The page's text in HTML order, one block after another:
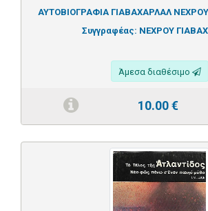
ΑΥΤΟΒΙΟΓΡΑΦΙΑ ΓΙΑΒΑΧΑΡΛΑΛ
Συγγραφέας: ΝΕΧΡΟΥ
Άμεσα διαθέσιμο
10.00€